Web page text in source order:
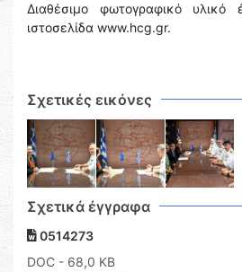
Διαθέσιμο φωτογραφικό υλικό
ιστοσελίδα www.hcg.gr.
Σχετικές εικόνες
Σχετικά έγγραφα
0514273
DOC - 68,0 KB